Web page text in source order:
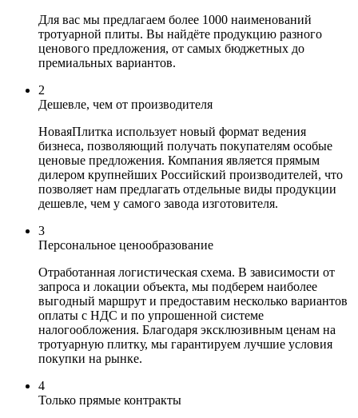
Для вас мы предлагаем более 1000 наименований
тротуарной плиты. Вы найдёте продукцию разного
ценового предложения, от самых бюджетных до
премиальных вариантов.
2
Дешевле, чем от производителя
НоваяПлитка использует новый формат ведения
бизнеса, позволяющий получать покупателям особые
ценовые предложения. Компания является прямым
дилером крупнейших Российский производителей, что
позволяет нам предлагать отдельные виды продукции
дешевле, чем у самого завода изготовителя.
3
Персональное ценообразование
Отработанная логистическая схема. В зависимости от
запроса и локации объекта, мы подберем наиболее
выгодный маршрут и предоставим несколько вариантов
оплаты с НДС и по упрошенной системе
налогообложения. Благодаря эксклюзивным ценам на
тротуарную плитку, мы гарантируем лучшие условия
покупки на рынке.
4
Только прямые контракты